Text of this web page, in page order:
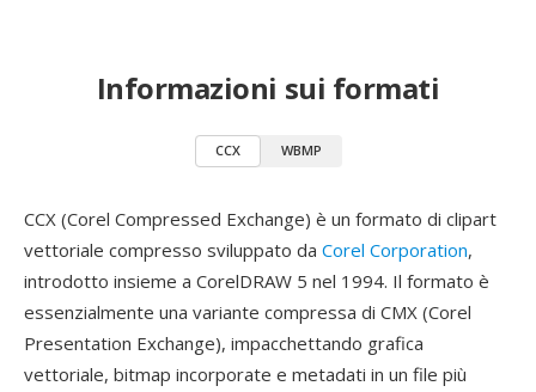
Informazioni sui formati
CCX WBMP
CCX (Corel Compressed Exchange) è un formato di clipart
vettoriale compresso sviluppato da Corel Corporation,
introdotto insieme a CorelDRAW 5 nel 1994. Il formato è
essenzialmente una variante compressa di CMX (Corel
Presentation Exchange), impacchettando grafica
vettoriale, bitmap incorporate e metadati in un file più